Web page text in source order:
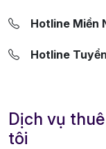
Hotline Miền
Hotline
Dịch vụ
tôi